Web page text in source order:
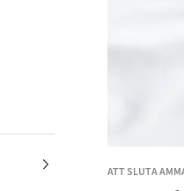
ATT SLUTA